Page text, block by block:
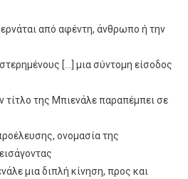
από αφέντη, άνθρωπο ή την
[…] μια σύντομη είσοδος
τίτλο της Μπιενάλε παραπέμπει σε
ονομασία της
μια διπλή κίνηση, προς και